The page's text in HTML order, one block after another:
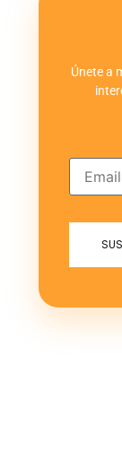
Únete a